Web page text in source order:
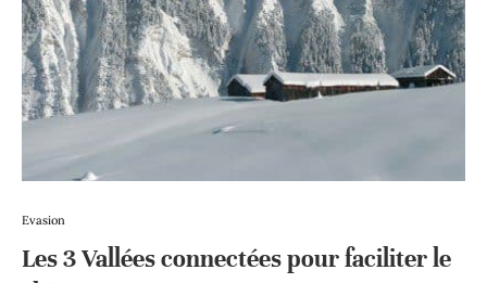
Evasion
Les 3 Vallées connectées pour faciliter le